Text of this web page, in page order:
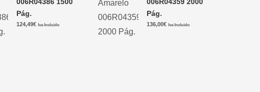
Pág.
124,49€ Iva Incluido
Pág.
136,00€ Iva Incluido